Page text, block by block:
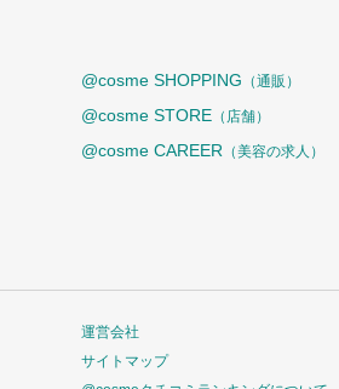
@cosme SHOPPING （通販）
@cosme STORE （店舗）
@cosme CAREER （美容の求人）
運営会社
サイトマップ